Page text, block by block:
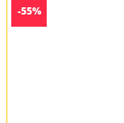
-55%